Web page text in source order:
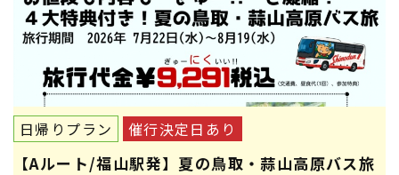
日帰りプラン 催行決定日あり
【Aルート/福山駅発】夏の鳥取・蒜山高原バス旅